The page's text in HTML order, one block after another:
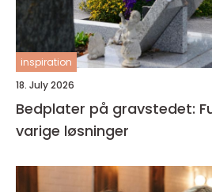
inspiration
18. July 2026
Bedplater på gravstedet:
varige løsninger